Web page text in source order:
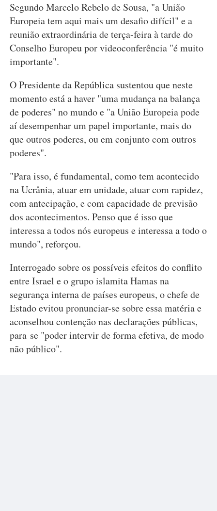
Segundo Marcelo Rebelo de Sousa, "a União
Europeia tem aqui mais um desafio difícil" e a
reunião extraordinária de terça-feira à tarde do
Conselho Europeu por videoconferência "é muito
importante".
O Presidente da República sustentou que neste
momento está a haver "uma mudança na balança
de poderes" no mundo e "a União Europeia pode
aí desempenhar um papel importante, mais do
que outros poderes, ou em conjunto com outros
poderes".
"Para isso, é fundamental, como tem acontecido
na Ucrânia, atuar em unidade, atuar com rapidez,
com antecipação, e com capacidade de previsão
dos acontecimentos. Penso que é isso que
interessa a todos nós europeus e interessa a todo o
mundo", reforçou.
Interrogado sobre os possíveis efeitos do conflito
entre Israel e o grupo islamita Hamas na
segurança interna de países europeus, o chefe de
Estado evitou pronunciar-se sobre essa matéria e
aconselhou contenção nas declarações públicas,
para se "poder intervir de forma efetiva, de modo
não público".